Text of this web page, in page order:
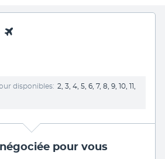
disponibles
2, 3, 4, 5, 6, 7, 8, 9, 10, 11,
négociée pour vous